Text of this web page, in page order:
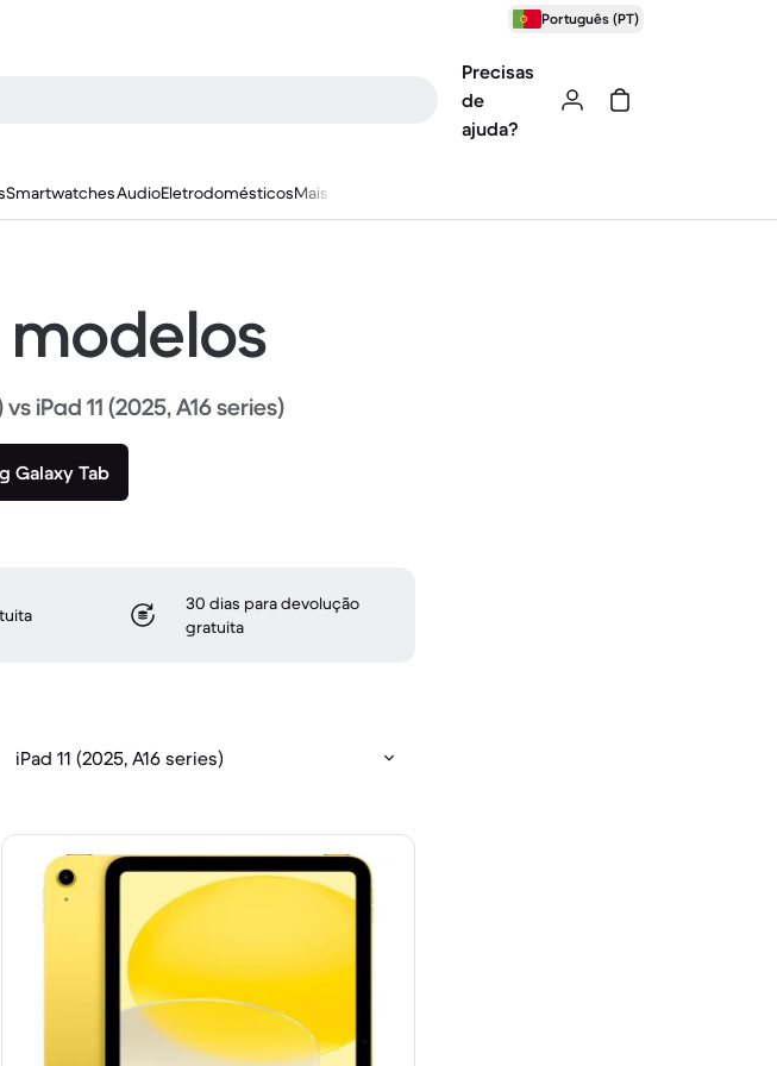
Português (PT)
Precisas
de
ajuda?
SmartwatchesAudioEletrodomésticosMais
iPad 11 (2025, A16 series)
Galaxy Tab
30 dias para devolução
gratuita
iPad 11 (2025, A16 series)